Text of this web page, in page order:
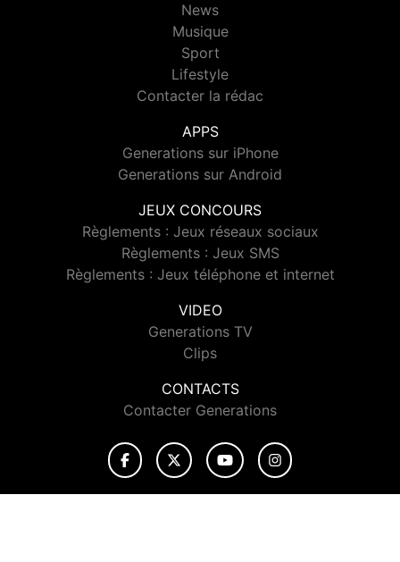
News
Musique
Sport
Lifestyle
Contacter la rédac
APPS
Generations sur iPhone
Generations sur Android
JEUX CONCOURS
Règlements : Jeux réseaux sociaux
Règlements : Jeux SMS
Règlements : Jeux téléphone et internet
VIDEO
Generations TV
Clips
CONTACTS
Contacter Generations